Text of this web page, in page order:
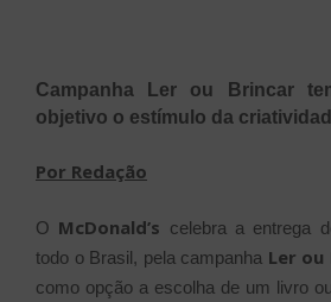
Campanha Ler ou Brincar
objetivo o estímulo da
Por Redação
O McDonald’s celebra a entrega
todo o Brasil, pela campanha Ler ou
como opção a escolha de um livro